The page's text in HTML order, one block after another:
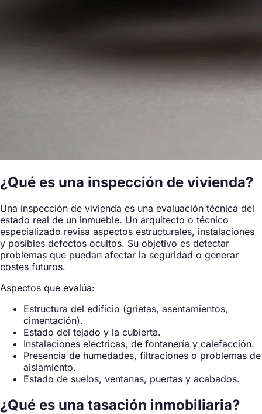
¿Qué es una inspección de vivienda?
Una inspección de vivienda es una evaluación técnica del
estado real de un inmueble. Un arquitecto o técnico
especializado revisa aspectos estructurales, instalaciones
y posibles defectos ocultos. Su objetivo es detectar
problemas que puedan afectar la seguridad o generar
costes futuros.
Aspectos que evalúa:
Estructura del edificio (grietas, asentamientos,
cimentación).
Estado del tejado y la cubierta.
Instalaciones eléctricas, de fontanería y calefacción.
Presencia de humedades, filtraciones o problemas de
aislamiento.
Estado de suelos, ventanas, puertas y acabados.
¿Qué es una tasación inmobiliaria?